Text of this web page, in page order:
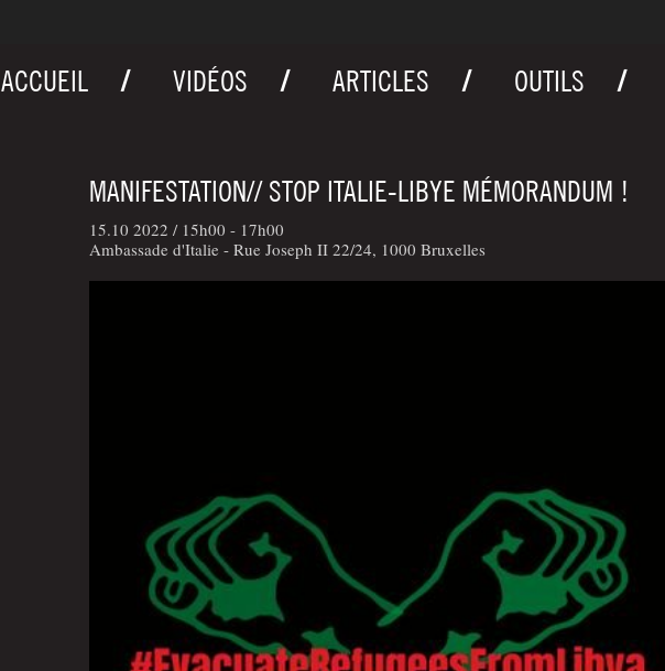
ACCUEIL VIDÉOS ARTICLES OUTILS
MANIFESTATION// STOP ITALIE-LIBYE MÉMORANDUM !
15.10 2022 / 15h00 - 17h00
Ambassade d'Italie - Rue Joseph II 22/24, 1000 Bruxelles